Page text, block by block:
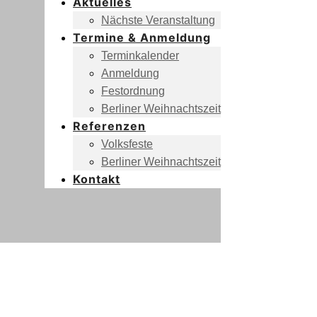
Nächste Veranstaltung
Termine & Anmeldung
Terminkalender
Anmeldung
Festordnung
Berliner Weihnachtszeit
Referenzen
Volksfeste
Berliner Weihnachtszeit
Kontakt